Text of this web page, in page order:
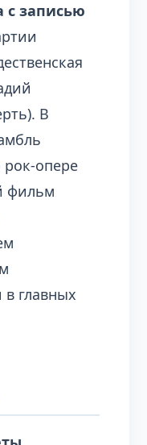
с записью
В
рок-опере
фильм
главных